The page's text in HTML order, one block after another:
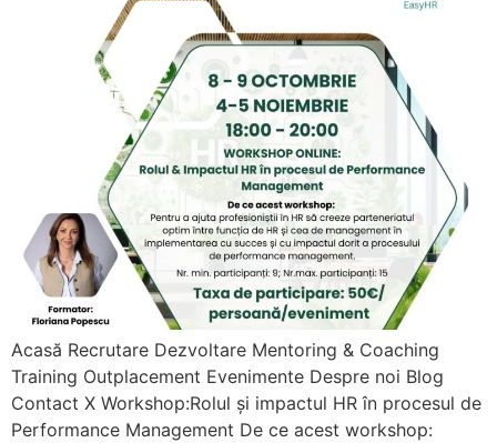
Acasă Recrutare Dezvoltare Mentoring & Coaching
Training Outplacement Evenimente Despre noi Blog
Contact X Workshop:Rolul și impactul HR în procesul de
Performance Management De ce acest workshop: